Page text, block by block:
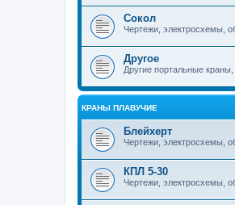
Сокол
Чертежи, электросхемы,
Другое
Другие портальные
КРАНЫ ПЛАВУЧИЕ
Блейхерт
Чертежи, электросхемы,
КПЛ 5-30
Чертежи, электросхемы,